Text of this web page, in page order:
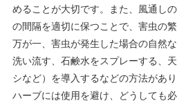
めることが大切です。また、風通し
の間隔を適切に保つことで、害虫の
万が一、害虫が発生した場合の自然
洗い流す、石鹸水をスプレーする、
シなど）を導入するなどの方法があ
ハーブには使用を避け、どうしても